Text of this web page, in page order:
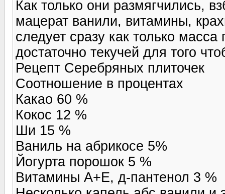
Как только они размягчились,
мацерат ванили, витамины,
следует сразу как только масса
достаточно текучей для того
Рецепт Серебряных плиточек
Соотношение в процентах
Какао 60 %
Кокос 12 %
Ши 15 %
Ваниль на абрикосе 5%
Йогурта порошок 5 %
Витамины А+Е, д-пантенол 3 %